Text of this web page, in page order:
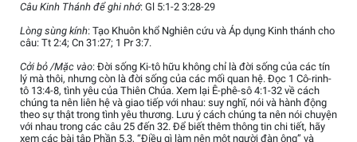
Câu Kinh Thánh để ghi nhớ: Gl 5:1-2 3:28-29
Lòng sùng kính: Tạo Khuôn khổ Nghiên cứu và Áp dụng Kinh thánh cho
câu: Tt 2:4; Cn 31:27; 1 Pr 3:7.
Cởi bỏ /Mặc vào: Đời sống Ki-tô hữu không chỉ là đời sống của các tín
lý mà thôi, nhưng còn là đời sống của các mối quan hệ. Đọc 1 Cô-rinh-
tô 13:4-8, tình yêu của Thiên Chúa. Xem lại Ê-phê-sô 4:1-32 về cách
chúng ta nên liên hệ và giao tiếp với nhau: suy nghĩ, nói và hành động
theo sự thật trong tình yêu thương. Lưu ý cách chúng ta nên nói chuyện
với nhau trong các câu 25 đến 32. Để biết thêm thông tin chi tiết, hãy
xem các bài tập Phần 5.3, “Điều gì làm nên một người đàn ông” và